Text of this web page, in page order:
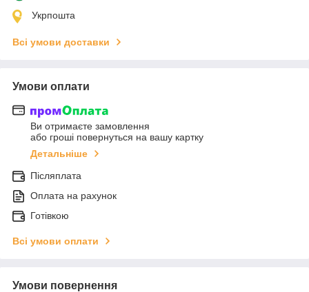
Укрпошта
Всі умови доставки
Умови оплати
Ви отримаєте замовлення
або гроші повернуться на вашу картку
Детальніше
Післяплата
Оплата на рахунок
Готівкою
Всі умови оплати
Умови повернення